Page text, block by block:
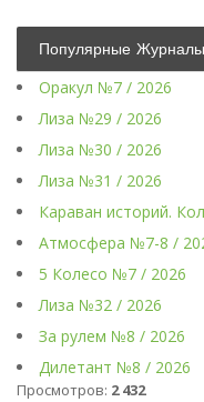
Популярные Журналы
Оракул №7 / 2026
Лиза №29 / 2026
Лиза №30 / 2026
Лиза №31 / 2026
Караван историй.
Атмосфера №7-8 /
5 Колесо №7 / 2026
Лиза №32 / 2026
За рулем №8 / 2026
Дилетант №8 / 2026
Просмотров: 2 432